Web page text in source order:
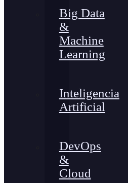
Big Data
&
Machine
Learning
Inteligencia
Artificial
DevOps
&
Cloud